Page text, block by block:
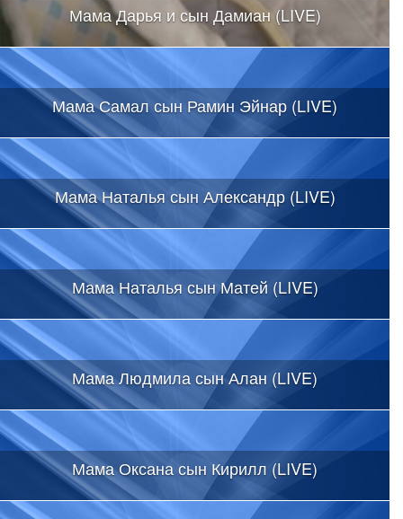
Мама Дарья и сын Дамиан (LIVE)
Мама Самал сын Рамин Эйнар (LIVE)
Мама Наталья сын Александр (LIVE)
Мама Наталья сын Матей (LIVE)
Мама Людмила сын Алан (LIVE)
Мама Оксана сын Кирилл (LIVE)